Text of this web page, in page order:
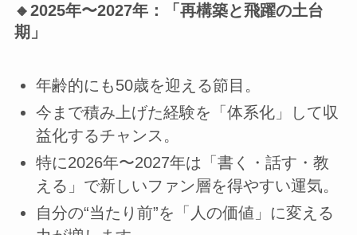
🔸2025年〜2027年：
「再構築と飛躍の土台
期」
年齢的にも50歳を迎える節目。
今まで積み上げた経験を「体系化」して収
益化するチャンス。
特に2026年〜2027年は「書く・話す・教
える」で新しいファン層を得やすい運気。
自分の“当たり前”を「人の価値」に変える